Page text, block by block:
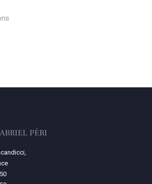
PÉRI